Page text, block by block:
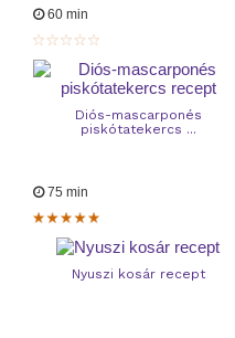
60 min
Diós-mascarponés
piskótatekercs ...
75 min
Nyuszi kosár recept